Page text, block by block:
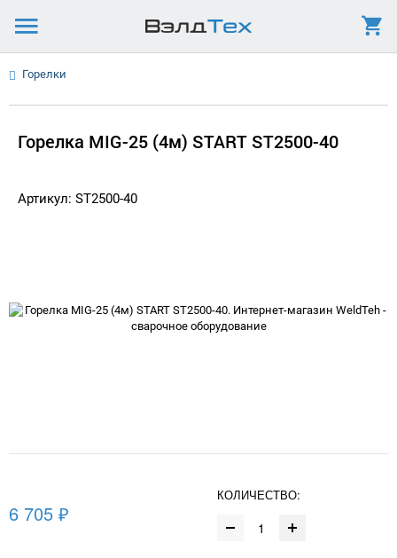
Горелки
Горелка MIG-25 (4м) START ST2500-40
Артикул: ST2500-40
6 705 ₽
КОЛИЧЕСТВО: